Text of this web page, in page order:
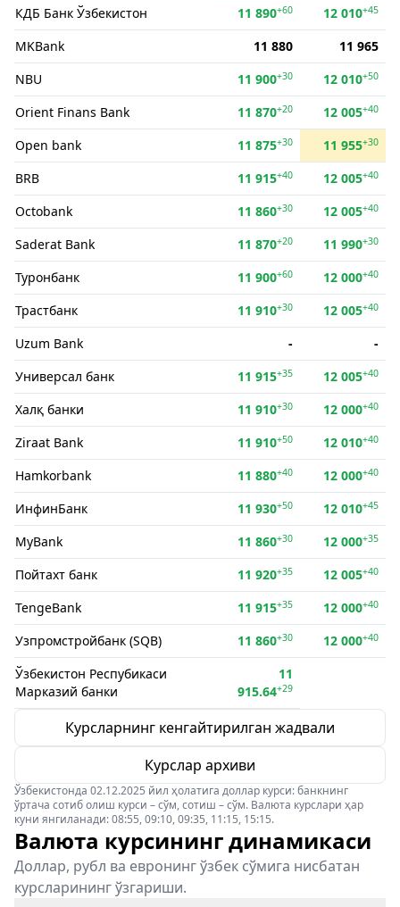
КДБ Банк Ўзбекистон 11 890+60 12 010+45
MKBank 11 880
11 965
NBU
11 900+30 12 010+50
Orient Finans Bank 11 870+20 12 005+40
Open bank 11 875+30 11 955+30
BRB 11 915+40 12 005+40
Octobank 11 860+30 12 005+40
Saderat Bank 11 870+20 11 990+30
Туронбанк 11 900+60 12 000+40
Трастбанк 11 910+30 12 005+40
Uzum Bank -
-
Универсал банк
11 915+35 12 005+40
Халқ банки 11 910+30 12 000+40
Ziraat Bank 11 910+50 12 010+40
Hamkorbank 11 880+40 12 000+40
ИнфинБанк 11 930+50 12 010+45
MyBank 11 860+30 12 000+35
Пойтахт банк 11 920+35 12 005+40
TengeBank 11 915+35 12 000+40
Узпромстройбанк (SQB) 11 860+30 12 000+40
Ўзбекистон Респубикаси
Марказий банки
11
915.64+29
Курсларнинг кенгайтирилган жадвали
Курслар архиви
Ўзбекистонда 02.12.2025 йил ҳолатига доллар курси: банкнинг
ўртача сотиб олиш курси – сўм, сотиш – сўм. Валюта курслари ҳар
куни янгиланади: 08:55, 09:10, 09:35, 11:15, 15:15.
Валюта курсининг динамикаси
Доллар, рубл ва евронинг ўзбек сўмига нисбатан
курсларининг ўзгариши.